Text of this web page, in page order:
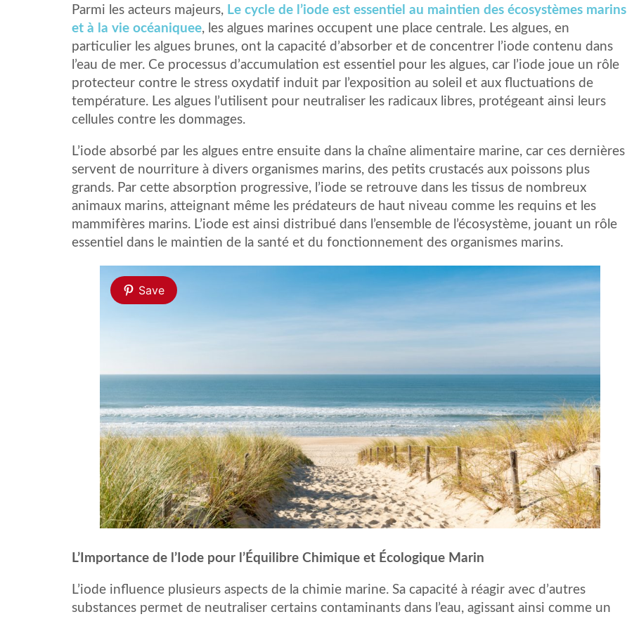
Parmi les acteurs majeurs, Le cycle de l’iode est essentiel au maintien des écosystèmes marins
et à la vie océaniquee, les algues marines occupent une place centrale. Les algues, en
particulier les algues brunes, ont la capacité d’absorber et de concentrer l’iode contenu dans
l’eau de mer. Ce processus d’accumulation est essentiel pour les algues, car l’iode joue un rôle
protecteur contre le stress oxydatif induit par l’exposition au soleil et aux fluctuations de
température. Les algues l’utilisent pour neutraliser les radicaux libres, protégeant ainsi leurs
cellules contre les dommages.
L’iode absorbé par les algues entre ensuite dans la chaîne alimentaire marine, car ces dernières
servent de nourriture à divers organismes marins, des petits crustacés aux poissons plus
grands. Par cette absorption progressive, l’iode se retrouve dans les tissus de nombreux
animaux marins, atteignant même les prédateurs de haut niveau comme les requins et les
mammifères marins. L’iode est ainsi distribué dans l’ensemble de l’écosystème, jouant un rôle
essentiel dans le maintien de la santé et du fonctionnement des organismes marins.
Save
L’Importance de l’Iode pour l’Équilibre Chimique et Écologique Marin
L’iode influence plusieurs aspects de la chimie marine. Sa capacité à réagir avec d’autres
substances permet de neutraliser certains contaminants dans l’eau, agissant ainsi comme un